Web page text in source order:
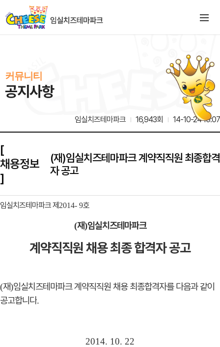
커뮤니티
공지사항
임실치즈테마파크 16,943회 14-10-24 10:07
[
채용정보
]
(재)임실치즈테마파크 계약직직원 최종합격
자 공고
임실치즈테마파크 제 2014- 9호
(재)임실치즈테마파크
계약직직원 채용 최종 합격자 공고
(재)임실치즈테마파크 계약직직원 채용 최종합격자를 다음과 같이
공고합니다.
2014. 10. 22